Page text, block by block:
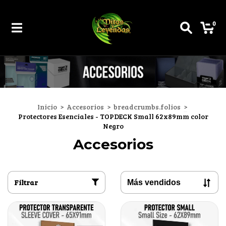
0
Inicio > Accesorios > breadcrumbs.folios >
Protectores Esenciales - TOPDECK Small 62x89mm color
Negro
Accesorios
Filtrar